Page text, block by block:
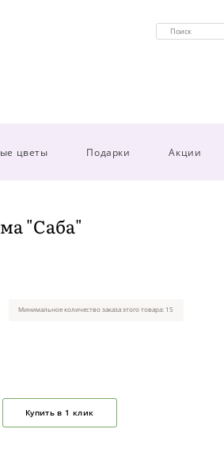
цветы Подарки Акции
"Саба"
Минимальное количество заказа этого товара: 15
Купить в 1 клик